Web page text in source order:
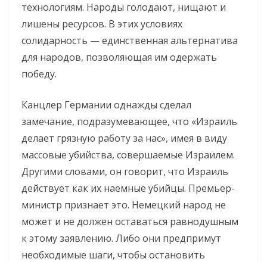
технологиям. Народы голодают, нищают и
лишены ресурсов. В этих условиях
солидарность — единственная альтернатива
для народов, позволяющая им одержать
победу.
Канцлер Германии однажды сделал
замечание, подразумевающее, что «Израиль
делает грязную работу за нас», имея в виду
массовые убийства, совершаемые Израилем.
Другими словами, он говорит, что Израиль
действует как их наемные убийцы. Премьер-
министр признает это. Немецкий народ не
может и не должен оставаться равнодушным
к этому заявлению. Либо они предпримут
необходимые шаги, чтобы остановить